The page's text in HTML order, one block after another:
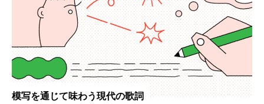
模写を通じて味わう現代の歌詞